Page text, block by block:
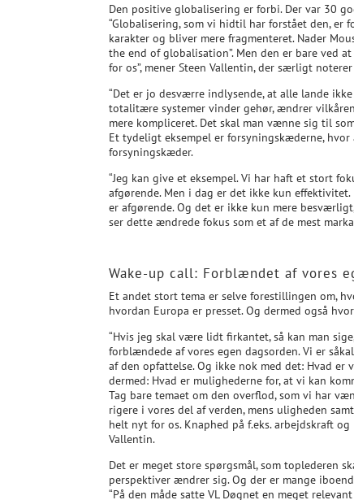
Den positive globalisering er forbi. Der var 30
“Globalisering, som vi hidtil har forstået den, er
karakter og bliver mere fragmenteret. Nader
the end of globalisation”. Men den er bare ved
for os”, mener Steen Vallentin, der særligt
“Det er jo desværre indlysende, at alle lande
totalitære systemer vinder gehør, ændrer
mere kompliceret. Det skal man vænne sig til
Et tydeligt eksempel er forsyningskæderne,
forsyningskæder.
“Jeg kan give et eksempel. Vi har haft et stort
afgørende. Men i dag er det ikke kun
er afgørende. Og det er ikke kun mere
ser dette ændrede fokus som et af de mest
Wake-up call: Forblændet af vores
Et andet stort tema er selve forestillingen om,
hvordan Europa er presset. Og dermed også
“Hvis jeg skal være lidt firkantet, så kan man
forblændede af vores egen dagsorden. Vi er
af den opfattelse. Og ikke nok med det: Hvad
dermed: Hvad er mulighederne for, at vi kan
Tag bare temaet om den overflod, som vi har
rigere i vores del af verden, mens uligheden
helt nyt for os. Knaphed på f.eks. arbejdskraft
Vallentin.
Det er meget store spørgsmål, som toplederen
perspektiver ændrer sig. Og der er mange
“På den måde satte VL Døgnet en meget